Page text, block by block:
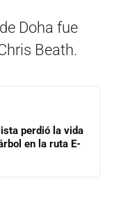
Doha fue
Beath.
perdió la vida
en la ruta E-